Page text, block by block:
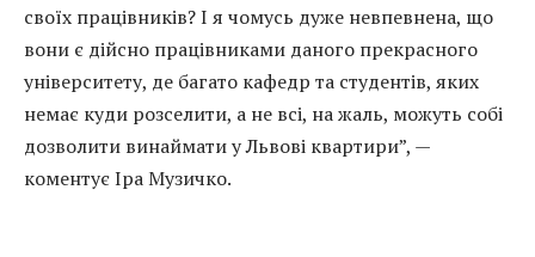
своїх працівників? І я чомусь дуже невпевнена, що
вони є дійсно працівниками даного прекрасного
університету, де багато кафедр та студентів, яких
немає куди розселити, а не всі, на жаль, можуть собі
дозволити винаймати у Львові квартири”, —
коментує Іра Музичко.